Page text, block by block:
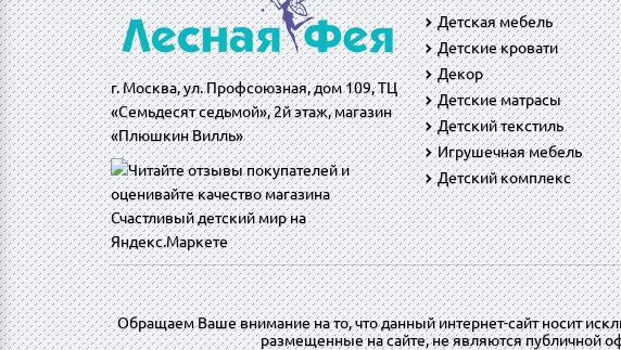
г. Москва, ул. Профсоюзная, дом 109, ТЦ
«Семьдесят седьмой», 2й этаж, магазин
«Плюшкин Вилль»
Детская мебель
Детские кровати
Декор
Детские матрасы
Детский текстиль
Игрушечная мебель
Детский комплекс
Обращаем Ваше внимание на то, что данный интернет-сайт носит
размещенные на сайте, не являются публичной